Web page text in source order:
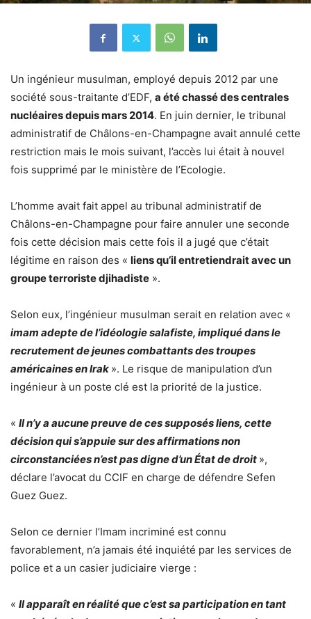
Un ingénieur musulman, employé depuis 2012 par une
société sous-traitante d’EDF, a été chassé des centrales
nucléaires depuis mars 2014. En juin dernier, le tribunal
administratif de Châlons-en-Champagne avait annulé cette
restriction mais le mois suivant, l’accès lui était à nouvel
fois supprimé par le ministère de l’Ecologie.
L’homme avait fait appel au tribunal administratif de
Châlons-en-Champagne pour faire annuler une seconde
fois cette décision mais cette fois il a jugé que c’était
légitime en raison des « liens qu’il entretiendrait avec un
groupe terroriste djihadiste ».
Selon eux, l’ingénieur musulman serait en relation avec «
imam adepte de l’idéologie salafiste, impliqué dans le
recrutement de jeunes combattants des troupes
américaines en Irak ». Le risque de manipulation d’un
ingénieur à un poste clé est la priorité de la justice.
« Il n’y a aucune preuve de ces supposés liens, cette
décision qui s’appuie sur des affirmations non
circonstanciées n’est pas digne d’un État de droit »,
déclare l’avocat du CCIF en charge de défendre Sefen
Guez Guez.
Selon ce dernier l’Imam incriminé est connu
favorablement, n’a jamais été inquiété par les services de
police et a un casier judiciaire vierge :
« Il apparaît en réalité que c’est sa participation en tant